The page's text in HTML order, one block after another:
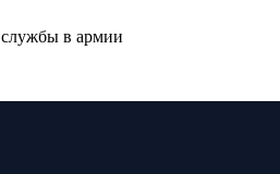
службы в армии